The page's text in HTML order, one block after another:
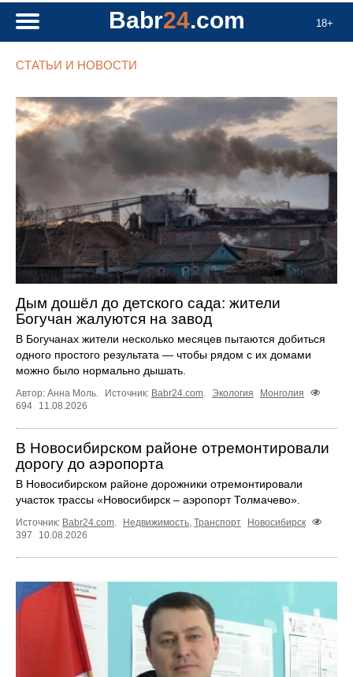
18+
Babr24.com
СТАТЬИ И НОВОСТИ
Дым дошёл до детского сада: жители
Богучан жалуются на завод
В Богучанах жители несколько месяцев пытаются добиться
одного простого результата — чтобы рядом с их домами
можно было нормально дышать.
Автор: Анна Моль. Источник: Babr24.com Экология
Монголия
694
11.08.2026
В Новосибирском районе отремонтировали
дорогу до аэропорта
В Новосибирском районе дорожники отремонтировали
участок трассы «Новосибирск – аэропорт Толмачево».
Источник: Babr24.com. Недвижимость, Транспорт
Новосибирск
397
10.08.2026